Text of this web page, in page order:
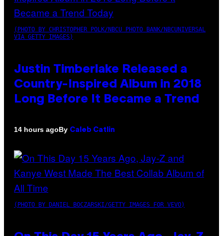
(PHOTO BY CHRISTOPHER POLK/NBCU PHOTO BANK/NBCUNIVERSAL
VIA GETTY IMAGES)
Justin Timberlake Released a
Country-Inspired Album in 2018
Long Before It Became a Trend
14 hours agoBy Caleb Catlin
(PHOTO BY DANIEL BOCZARSKI/GETTY IMAGES FOR VEVO)